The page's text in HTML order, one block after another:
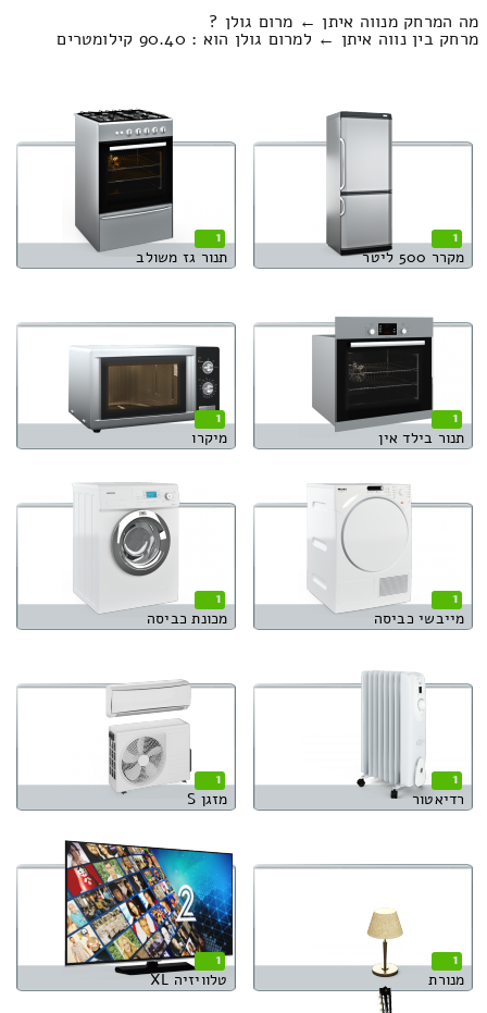
מה המרחק מנווה איתן ← מרום גולן ?
מרחק בין נווה איתן ← למרום גולן הוא : 90.40 קילומטרים
1
מקרר 500 ליטר
1
תנור גז משולב
1
תנור בילד אין
1
מיקרו
1
מייבשי כביסה
1
מכונת כביסה
1
רדיאטור
1
מזגן S
1
מנורת
1
טלוויזיה XL